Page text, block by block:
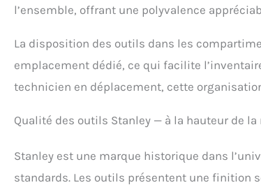
l’ensemble, offrant une polyvalence
La disposition des outils dans les
emplacement dédié, ce qui facilite
technicien en déplacement, cette
Qualité des outils Stanley — à la hauteur de
Stanley est une marque historique dans
standards. Les outils présentent une finition